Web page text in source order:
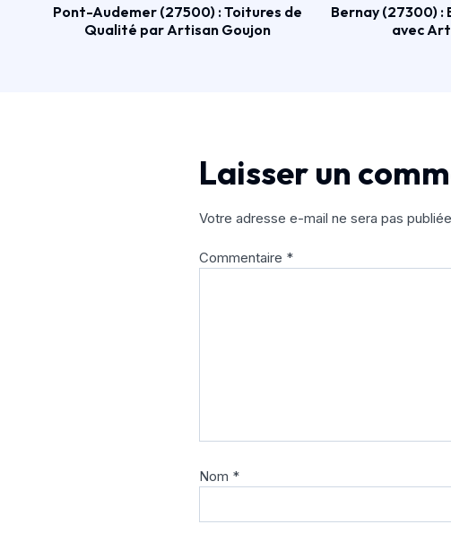
Pont-Audemer (27500) : Toitures de
Qualité par Artisan Goujon
Bernay (27300) :
avec
Laisser un
Votre adresse e-mail ne sera pas
Commentaire *
Nom *